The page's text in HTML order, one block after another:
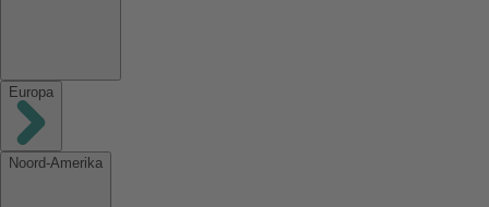
Europa
Noord-Amerika